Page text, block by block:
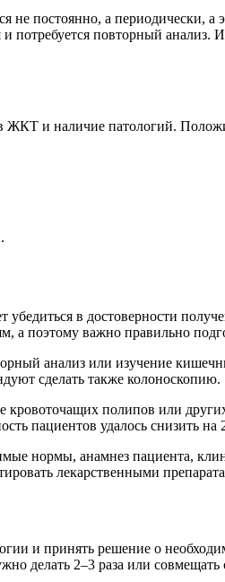
не постоянно, а периодически,
повторный анализ.
ЖКТ и наличие патологий.
убедиться в достоверности
а поэтому важно правильно
анализ или изучение
сделать также колоноскопию.
полипов или
пациентов удалось снизить на
нормы, анамнез пациента,
лекарственными
и принять решение о
делать 2–3 раза или